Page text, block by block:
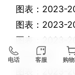
图表： 2023-
图表： 2023-
图表：
2023-
外
ipo数量
电话 客服 购